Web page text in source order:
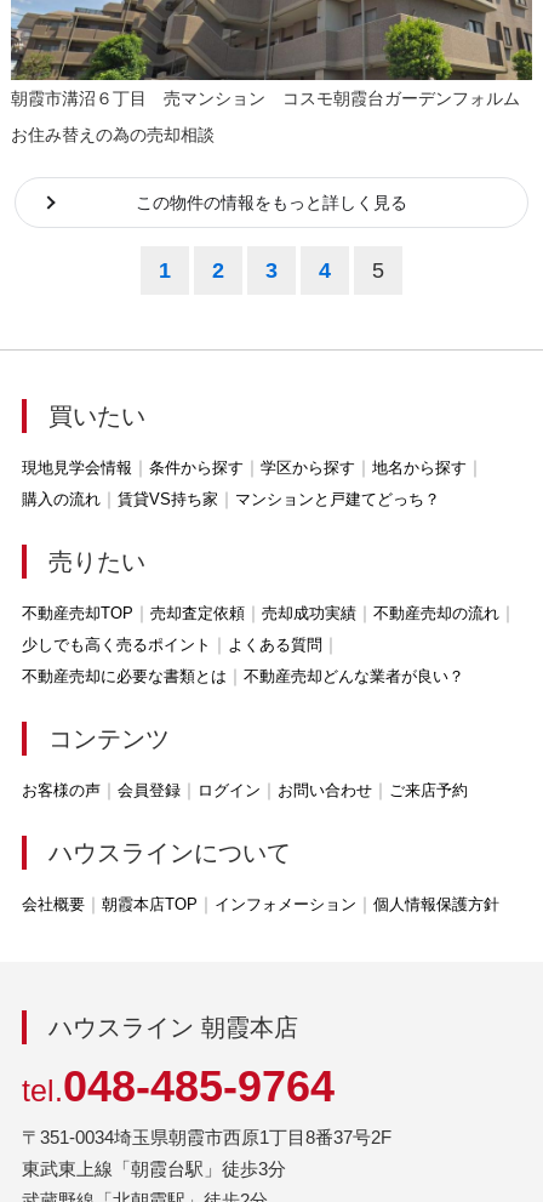
朝霞市溝沼６丁目 売マンション コスモ朝霞台ガーデンフォルム
お住み替えの為の売却相談
この物件の情報をもっと詳しく見る
1 2 3 4 5
買いたい
現地見学会情報 条件から探す 学区から探す
地名から探す
購入の流れ
賃貸VS持ち家 マンションと戸建てどっち？
売りたい
不動産売却TOP 売却査定依頼 売却成功実績
不動産売却の流れ
少しでも高く売るポイント
よくある質問
不動産売却に必要な書類とは
不動産売却どんな業者が良い？
コンテンツ
お客様の声 会員登録 ログイン お問い合わせ ご来店予約
ハウスラインについて
会社概要 朝霞本店TOP インフォメーション 個人情報保護方針
ハウスライン 朝霞本店
tel.048-485-9764
〒351-0034埼玉県朝霞市西原1丁目8番37号2F
東武東上線「朝霞台駅」徒歩3分